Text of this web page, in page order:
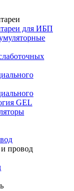
для ИБП
GEL
провод